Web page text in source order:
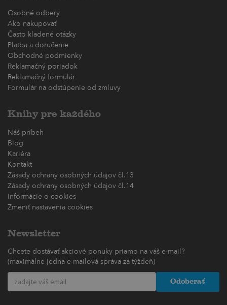
Osobné odbery
Ako nakupovať
Často kladené otázky
Platba a doručenie
Obchodné podmienky
Reklamačný poriadok
Reklamačný formulár
Formulár na odstúpenie od zmluvy
Knihy pre každého
Náš príbeh
Blog
Kariéra
Kontakt
Zásady ochrany osobných údajov čl.13
Zásady ochrany osobných údajov čl.14
Informácie o cookies
Zmeniť nastavenia cookies
Newsletter
Chcete dostávať akciové ponuky priamo na váš e-mail?
(maximálne jedna e-mailová správa za týždeň)
Odoberať